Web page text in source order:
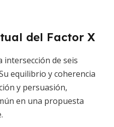
del Factor X
intersección de seis
equilibrio y coherencia
y persuasión,
en una propuesta